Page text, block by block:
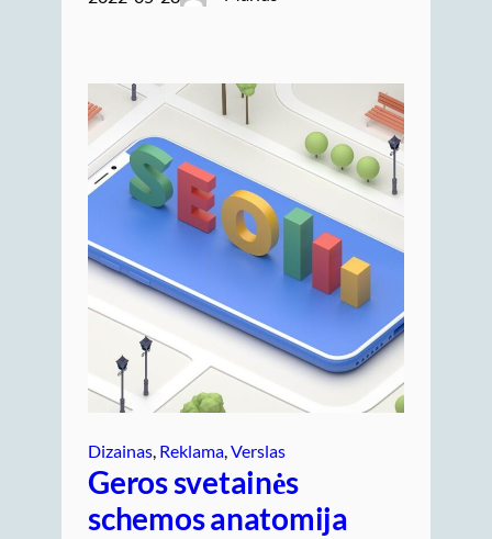
Dizainas, Reklama, Verslas
Geros svetainės
schemos anatomija